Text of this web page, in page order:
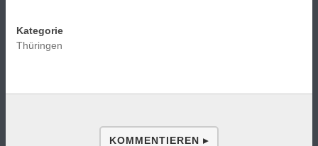
Kategorie
Thüringen
KOMMENTIEREN ▸